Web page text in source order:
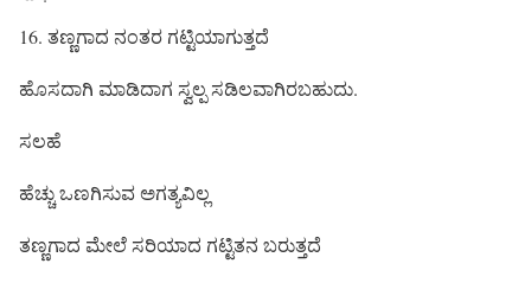
16. ತಣ್ಣಗಾದ ನಂತರ ಗಟ್ಟಿಯಾಗುತ್ತದೆ
ಹೊಸದಾಗಿ ಮಾಡಿದಾಗ ಸ್ವಲ್ಪ ಸಡಿಲವಾಗಿರಬಹುದು.
ಸಲಹೆ
ಹೆಚ್ಚು ಒಣಗಿಸುವ ಅಗತ್ಯವಿಲ್ಲ
ತಣ್ಣಗಾದ ಮೇಲೆ ಸರಿಯಾದ ಗಟ್ಟಿತನ ಬರುತ್ತದೆ